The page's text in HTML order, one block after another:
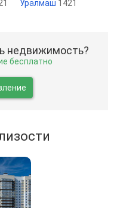
Уралмаш 1421
недвижимость?
бесплатно